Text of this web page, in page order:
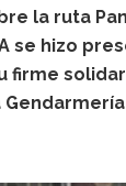
la ruta
se hizo
firme